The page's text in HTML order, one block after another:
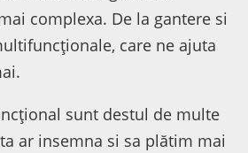
complexa. De la gantere si
care ne ajuta
sunt destul de multe
ar insemna si sa plătim mai